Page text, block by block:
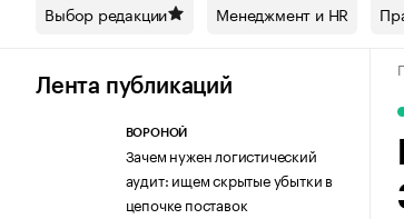
Спецпроекты СПб Конференции СПб
Технологии и медиа Рынок
Выбор редакции Менеджмент и HR
Лента публикаций
ВОРОНОЙ
Зачем нужен логистический
аудит: ищем скрытые убытки в
цепочке поставок